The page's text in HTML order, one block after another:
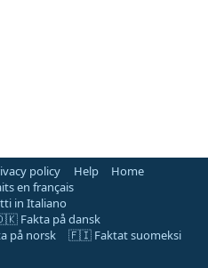
policy Help
Home
en français
in Italiano
Fakta på dansk
på norsk
🇫🇮 Faktat suomeksi